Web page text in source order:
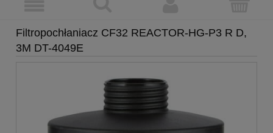
Filtropochłaniacz CF32 REACTOR-HG-P3 R D,
3M DT-4049E